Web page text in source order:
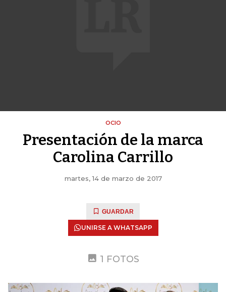
OCIO
Presentación de la marca
Carolina Carrillo
martes, 14 de marzo de 2017
GUARDAR
UNIRSE A WHATSAPP
1 FOTOS